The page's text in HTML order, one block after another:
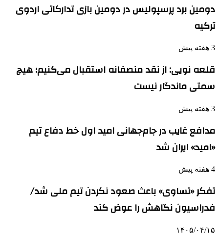
دومین برد پرسپولیس در دومین بازی تدارکاتی اردوی
ترکیه
3 هفته پیش
قلعه نویی: از نقد منصفانه استقبال می‌کنیم؛ هیچ
سمتی ماندگار نیست
3 هفته پیش
مدافع غایب در جام‌جهانی امید اول خط دفاع تیم
«امید» ایران شد
4 هفته پیش
تفکر «تساوی» باعث صعود نکردن تیم ملی شد/
فدراسیون نگاهش را عوض کند
۱۴۰۵/۰۴/۱۵